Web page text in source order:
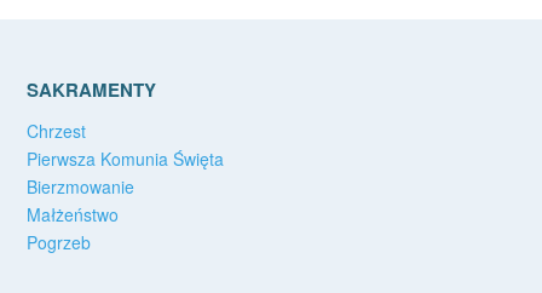
SAKRAMENTY
Chrzest
Pierwsza Komunia Święta
Bierzmowanie
Małżeństwo
Pogrzeb